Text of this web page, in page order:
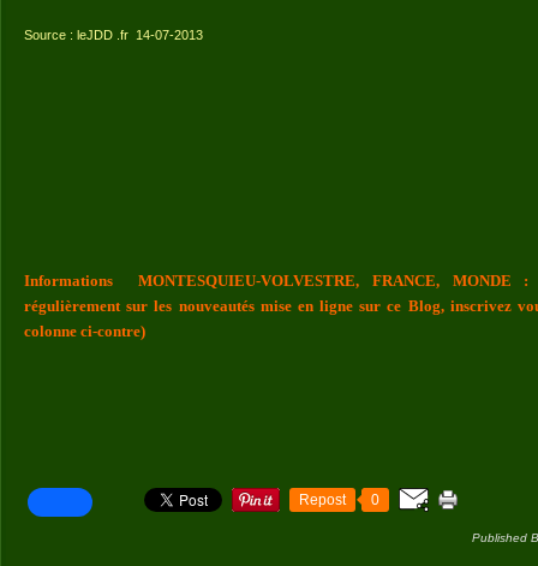
Source : leJDD .fr 14-07-2013
Informations MONTESQUIEU-VOLVESTRE, FRANCE, MONDE
régulièrement sur les nouveautés mise en ligne sur ce Blog, inscrivez
colonne ci-contre)
Repost 0
Published